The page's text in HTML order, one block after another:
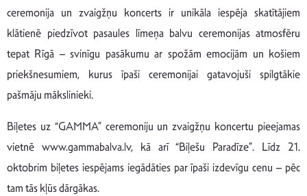
ceremonija un zvaigžņu koncerts ir unikāla iespēja skatītājiem
klātienē piedzīvot pasaules līmeņa balvu ceremonijas atmosfēru
tepat Rīgā – svinīgu pasākumu ar spožām emocijām un košiem
priekšnesumiem, kurus īpaši ceremonijai gatavojuši spilgtākie
pašmāju mākslinieki.
Biļetes uz “GAMMA” ceremoniju un zvaigžņu koncertu pieejamas
vietnē www.gammabalva.lv, kā arī “Biļešu Paradīze”. Līdz 21.
oktobrim biļetes iespējams iegādāties par īpaši izdevīgu cenu – pēc
tam tās kļūs dārgākas.